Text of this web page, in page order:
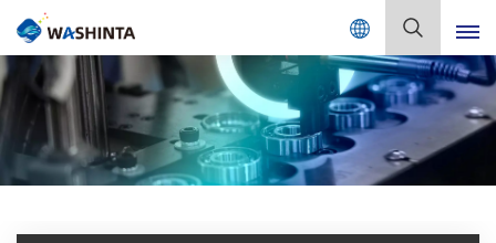
Mix Color Online
English
Français